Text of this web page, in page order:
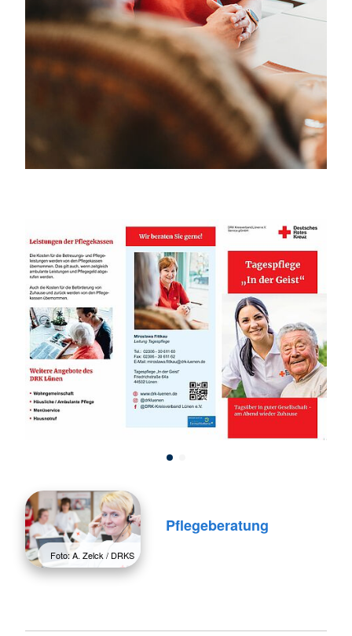
Foto: A. Zelck / DRKS
Pflegeberatung